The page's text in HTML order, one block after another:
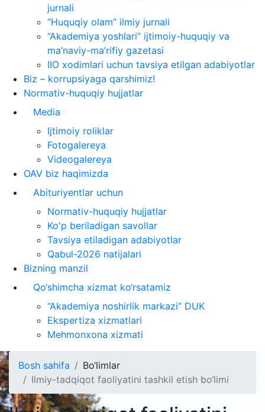
jurnali
“Huquqiy olam” ilmiy jurnali
“Akademiya yoshlari” ijtimoiy-huquqiy va
ma’naviy-ma’rifiy gazetasi
IIO xodimlari uchun tavsiya etilgan adabiyotlar
Biz – korrupsiyaga qarshimiz!
Normativ-huquqiy hujjatlar
Media
Ijtimoiy roliklar
Fotogalereya
Videogalereya
OAV biz haqimizda
Abituriyentlar uchun
Normativ-huquqiy hujjatlar
Ko'p beriladigan savollar
Tavsiya etiladigan adabiyotlar
Qabul-2026 natijalari
Bizning manzil
Qo‘shimcha xizmat ko‘rsatamiz
“Akademiya noshirlik markazi” DUK
Ekspertiza xizmatlari
Mehmonxona xizmati
Bosh sahifa
Bo‘limlar
Ilmiy-tadqiqot faoliyatini tashkil etish bo‘limi